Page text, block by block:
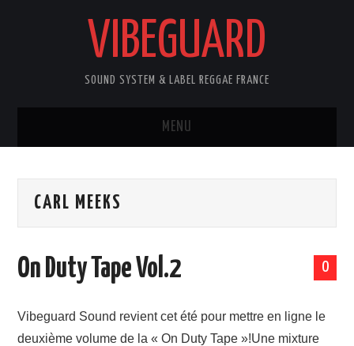
VIBEGUARD
SOUND SYSTEM & LABEL REGGAE FRANCE
MENU
NEWS
OUTTA10
CONTACT
CARL MEEKS
0
On Duty Tape Vol.2
Vibeguard Sound revient cet été pour mettre en ligne le
deuxième volume de la « On Duty Tape »!Une mixture